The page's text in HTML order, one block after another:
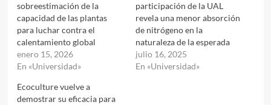
sobreestimación de la
capacidad de las plantas
para luchar contra el
calentamiento global
enero 15, 2026
En «Universidad»
participación de la UAL
revela una menor absorción
de nitrógeno en la
naturaleza de la esperada
julio 16, 2025
En «Universidad»
Ecoculture vuelve a
demostrar su eficacia para